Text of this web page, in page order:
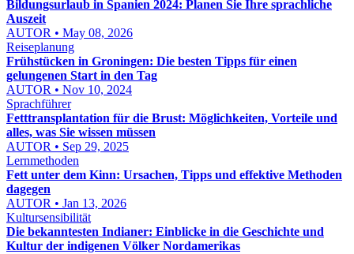
Bildungsurlaub in Spanien 2024: Planen Sie Ihre sprachliche
Auszeit
AUTOR • May 08, 2026
Reiseplanung
Frühstücken in Groningen: Die besten Tipps für einen
gelungenen Start in den Tag
AUTOR • Nov 10, 2024
Sprachführer
Fetttransplantation für die Brust: Möglichkeiten, Vorteile und
alles, was Sie wissen müssen
AUTOR • Sep 29, 2025
Lernmethoden
Fett unter dem Kinn: Ursachen, Tipps und effektive Methoden
dagegen
AUTOR • Jan 13, 2026
Kultursensibilität
Die bekanntesten Indianer: Einblicke in die Geschichte und
Kultur der indigenen Völker Nordamerikas